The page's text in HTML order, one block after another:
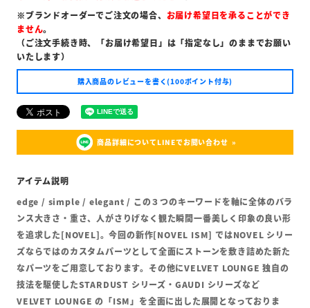
※ブランドオーダーでご注文の場合、 お届け希望日を承ることができ
ません。
（ご注文手続き時、「お届け希望日」は「指定なし」のままでお願い
いたします）
購入商品のレビューを書く(100ポイント付与)
商品詳細についてLINEでお問い合わせ
edge / simple / elegant / この３つのキーワードを軸に全体のバラ
ンス大きさ・重さ、人がさりげなく観た瞬間一番美しく印象の良い形
を追求した[NOVEL]。今回の新作[NOVEL ISM] ではNOVEL シリー
ズならではのカスタムパーツとして全面にストーンを敷き詰めた新た
なパーツをご用意しております。その他にVELVET LOUNGE 独自の
技法を駆使したSTARDUST シリーズ・GAUDI シリーズなど
VELVET LOUNGE の「ISM」を全面に出した展開となっておりま